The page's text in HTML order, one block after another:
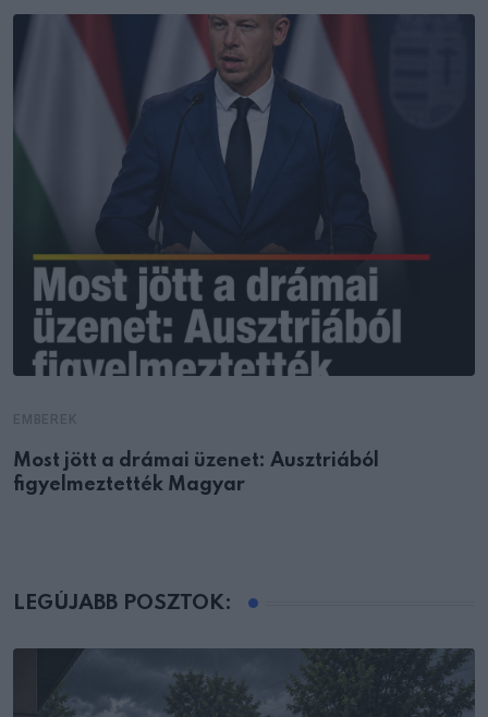
Most jött a drámai üzenet: Ausztriából
figyelmeztették Magyar
LEGÚJABB POSZTOK: